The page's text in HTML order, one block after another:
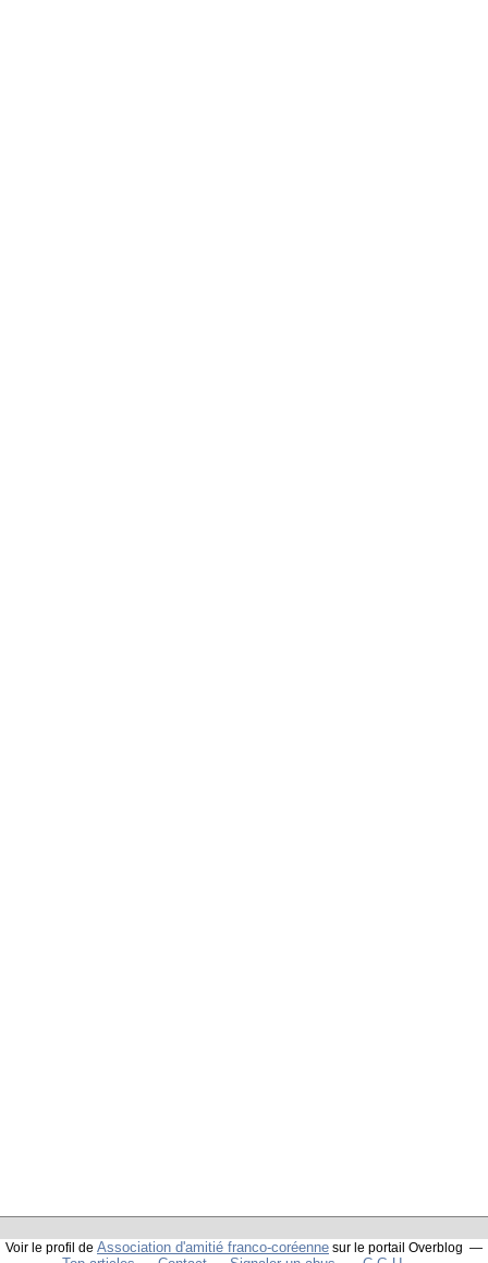
Voir le profil de Association d'amitié franco-coréenne sur le portail Overblog